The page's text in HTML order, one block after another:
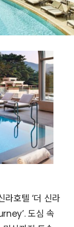
호텔 ‘더 신라
도심 속